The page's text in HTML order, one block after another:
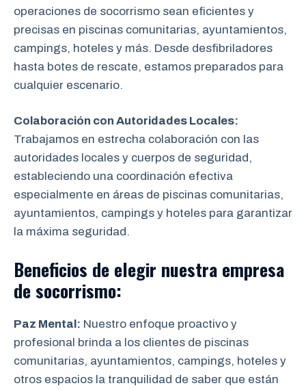
operaciones de socorrismo sean eficientes y
precisas en piscinas comunitarias, ayuntamientos,
campings, hoteles y más. Desde desfibriladores
hasta botes de rescate, estamos preparados para
cualquier escenario.
Colaboración con Autoridades Locales:
Trabajamos en estrecha colaboración con las
autoridades locales y cuerpos de seguridad,
estableciendo una coordinación efectiva
especialmente en áreas de piscinas comunitarias,
ayuntamientos, campings y hoteles para garantizar
la máxima seguridad.
Beneficios de elegir nuestra empresa
de socorrismo:
Paz Mental: Nuestro enfoque proactivo y
profesional brinda a los clientes de piscinas
comunitarias, ayuntamientos, campings, hoteles y
otros espacios la tranquilidad de saber que están